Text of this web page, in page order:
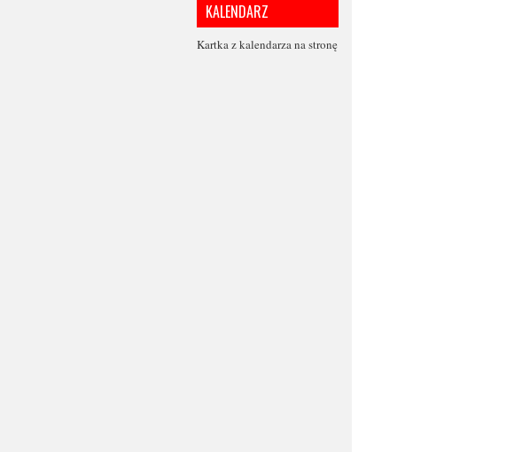
KALENDARZ
Kartka z kalendarza na stronę